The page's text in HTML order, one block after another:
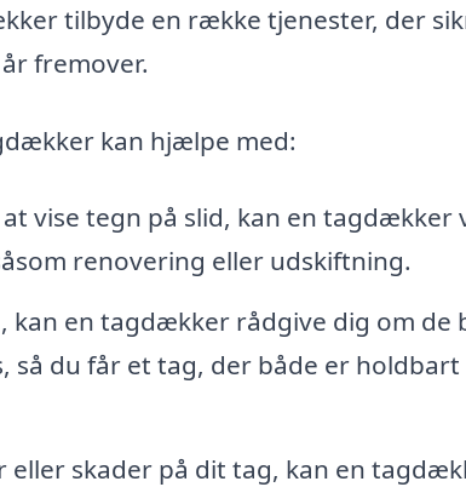
tilbyde en række tjenester, der
fremover.
kan hjælpe med:
vise tegn på slid, kan en tagdækker
renovering eller udskiftning.
kan en tagdækker rådgive dig om de
du får et tag, der både er holdbart
eller skader på dit tag, kan en